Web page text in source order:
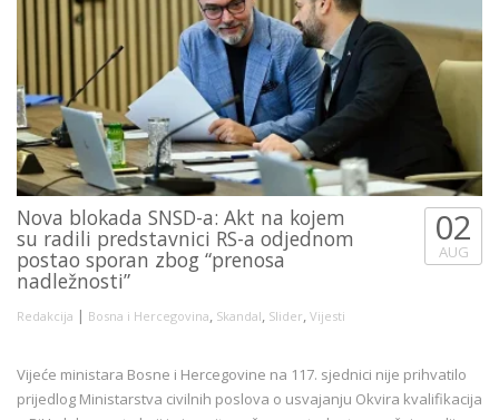
Nova blokada SNSD-a: Akt na kojem
su radili predstavnici RS-a odjednom
postao sporan zbog “prenosa
nadležnosti”
Redakcija | Bosna i Hercegovina, Skandal, Slider, Vijesti
02
AUG
Vijeće ministara Bosne i Hercegovine na 117. sjednici nije prihvatilo
prijedlog Ministarstva civilnih poslova o usvajanju Okvira kvalifikacija